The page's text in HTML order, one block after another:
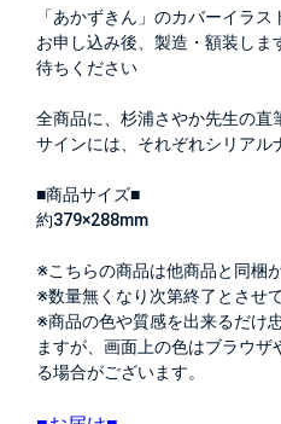
「あかずきん」のカバーイラ
お申し込み後、製造・額装しま
待ちください
全商品に、杉浦さやか先生の直
サインには、それぞれシリアル
■商品サイズ■
約379×288mm
※こちらの商品は他商品と同梱
※数量無くなり次第終了とさせ
※商品の色や質感を出来るだけ
ますが、画面上の色はブラウ
る場合がございます。